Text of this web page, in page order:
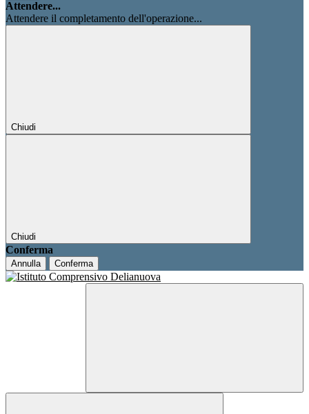
Attendere...
Attendere il completamento dell'operazione...
Chiudi
Chiudi
Conferma
Annulla Conferma